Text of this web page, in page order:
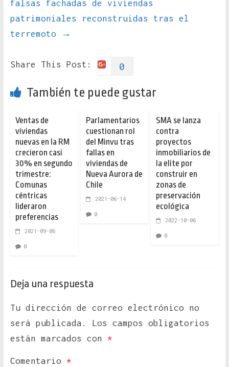
falsas fachadas de viviendas
patrimoniales reconstruidas tras el
terremoto
→
Share This Post: 0
También te puede gustar
Ventas de
viviendas
nuevas en la RM
crecieron casi
30% en segundo
trimestre:
Comunas
céntricas
lideraron
preferencias
2021-09-06
0
Parlamentarios
cuestionan rol
del Minvu tras
fallas en
viviendas de
Nueva Aurora de
Chile
2021-06-14
0
SMA se lanza
contra
proyectos
inmobiliarios de
la elite por
construir en
zonas de
preservación
ecológica
2022-10-06
0
Deja una respuesta
Tu dirección de correo electrónico no
será publicada.
Los campos obligatorios
están marcados con *
Comentario *